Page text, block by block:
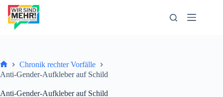
Zum
Inhalt
springen
Start
Chronik rechter Vorfälle
Anti-Gender-Aufkleber auf Schild
Anti-Gender-Aufkleber auf Schild